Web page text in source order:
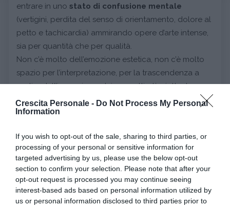
Crescita Personale - Do Not Process My Personal
Information
If you wish to opt-out of the sale, sharing to third parties, or
processing of your personal or sensitive information for
targeted advertising by us, please use the below opt-out
section to confirm your selection. Please note that after your
opt-out request is processed you may continue seeing
interest-based ads based on personal information utilized by
us or personal information disclosed to third parties prior to
entrare in uno stato di confusione mentale
(vertigini, perdita del senso di orientamento, dolore al
petto e tachicardia) ammirando opere d’arte intense,
sia per quantità che per qualità.
Non c’è molto dell’emozione estetica, non c’è molto
spazio per l’interpretazione, per la trascendenza a
partire dall’immagine e dai soggetti, c’è piuttosto un
turbamento dovuto alla contemplazione della
bellezza, soprattutto della pittura e scultura.
opere in particolare, riguarda piuttosto la “ grande
bellezza”, in termini di maestosità e quantità.
Cosa studia la psicologia dell'arte?